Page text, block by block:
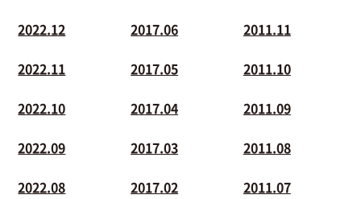
2022.12
2022.11
2022.10
2022.09
2022.08
2017.06
2017.05
2017.04
2017.03
2017.02
2011.11
2011.10
2011.09
2011.08
2011.07